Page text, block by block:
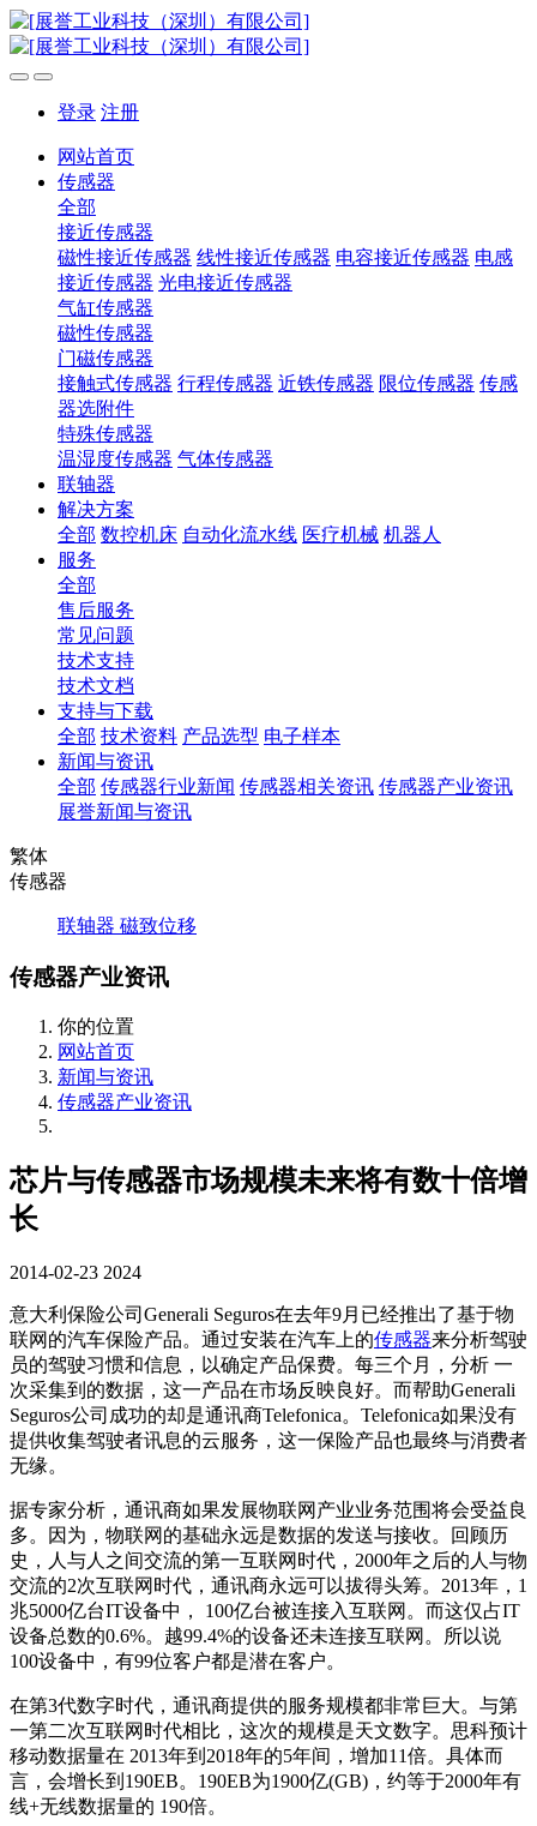
登录 注册
网站首页
传感器
全部
接近传感器
磁性接近传感器 线性接近传感器 电容接近传感器 电感
接近传感器 光电接近传感器
气缸传感器
磁性传感器
门磁传感器
接触式传感器 行程传感器 近铁传感器 限位传感器 传感
器选附件
特殊传感器
温湿度传感器 气体传感器
联轴器
解决方案
全部 数控机床 自动化流水线 医疗机械 机器人
服务
全部
售后服务
常见问题
技术支持
技术文档
支持与下载
全部 技术资料 产品选型 电子样本
新闻与资讯
全部 传感器行业新闻 传感器相关资讯 传感器产业资讯
展誉新闻与资讯
繁体
传感器
联轴器 磁致位移
传感器产业资讯
你的位置
网站首页
新闻与资讯
传感器产业资讯
芯片与传感器市场规模未来将有数十倍增
长
2014-02-23 2024
意大利保险公司Generali Seguros在去年9月已经推出了基于物
联网的汽车保险产品。通过安装在汽车上的传感器来分析驾驶
员的驾驶习惯和信息，以确定产品保费。每三个月，分析 一
次采集到的数据，这一产品在市场反映良好。而帮助Generali
Seguros公司成功的却是通讯商Telefonica。Telefonica如果没有
提供收集驾驶者讯息的云服务，这一保险产品也最终与消费者
无缘。​
据专家分析，通讯商如果发展物联网产业业务范围将会受益良
多。因为，物联网的基础永远是数据的发送与接收。回顾历
史，人与人之间交流的第一互联网时代，2000年之后的人与物
交流的2次互联网时代，通讯商永远可以拔得头筹。2013年，1
兆5000亿台IT设备中， 100亿台被连接入互联网。而这仅占IT
设备总数的0.6%。越99.4%的设备还未连接互联网。所以说
100设备中，有99位客户都是潜在客户。​
在第3代数字时代，通讯商提供的服务规模都非常巨大。与第
一第二次互联网时代相比，这次的规模是天文数字。思科预计
移动数据量在 2013年到2018年的5年间，增加11倍。具体而
言，会增长到190EB。190EB为1900亿(GB)，约等于2000年有
线+无线数据量的 190倍。​